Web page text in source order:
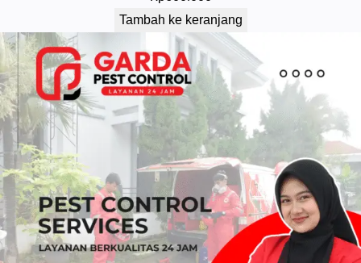
Tambah ke keranjang